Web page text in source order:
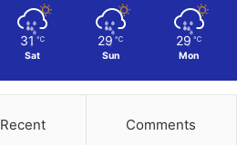
31 ℃
Sat
29 ℃
Sun
29 ℃
Mon
Recent Comments